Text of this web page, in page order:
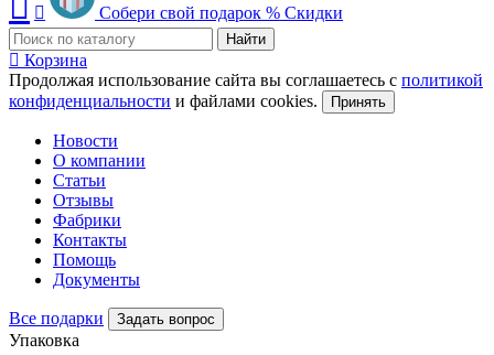
Собери свой подарок % Скидки
Найти
Корзина
Продолжая использование сайта вы соглашаетесь с политикой
конфиденциальности и файлами cookies. Принять
Новости
О компании
Статьи
Отзывы
Фабрики
Контакты
Помощь
Документы
Все подарки Задать вопрос
Упаковка